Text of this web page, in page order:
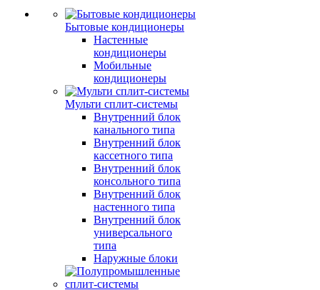
Бытовые кондиционеры
Настенные
кондиционеры
Мобильные
кондиционеры
Мульти сплит-системы
Внутренний блок
канального типа
Внутренний блок
кассетного типа
Внутренний блок
консольного типа
Внутренний блок
настенного типа
Внутренний блок
универсального
типа
Наружные блоки